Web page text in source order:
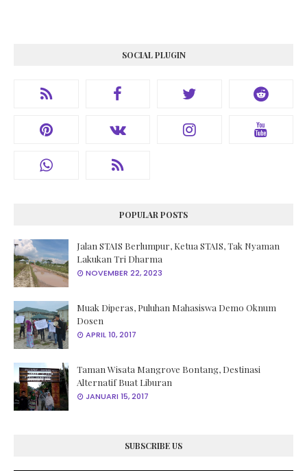
SOCIAL PLUGIN
POPULAR POSTS
Jalan STAIS Berlumpur, Ketua STAIS, Tak Nyaman
Lakukan Tri Dharma
NOVEMBER 22, 2023
Muak Diperas, Puluhan Mahasiswa Demo Oknum
Dosen
APRIL 10, 2017
Taman Wisata Mangrove Bontang, Destinasi
Alternatif Buat Liburan
JANUARI 15, 2017
SUBSCRIBE US